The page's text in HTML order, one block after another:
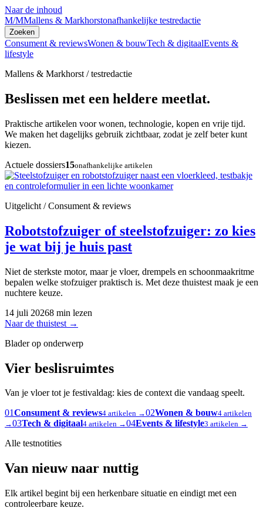
Naar de inhoud
M/MMallens & Markhorstonafhankelijke testredactie
Zoeken
Consument & reviewsWonen & bouwTech & digitaalEvents &
lifestyle
Mallens & Markhorst / testredactie
Beslissen met een heldere meetlat.
Praktische artikelen voor wonen, technologie, kopen en vrije tijd.
We maken het dagelijks gebruik zichtbaar, zodat je zelf beter kunt
kiezen.
Actuele dossiers15onafhankelijke artikelen
Uitgelicht / Consument & reviews
Robotstofzuiger of steelstofzuiger: zo kies
je wat bij je huis past
Niet de sterkste motor, maar je vloer, drempels en schoonmaakritme
bepalen welke stofzuiger praktisch is. Met deze thuistest maak je een
nuchtere keuze.
14 juli 20268 min lezen
Naar de thuistest →
Blader op onderwerp
Vier beslisruimtes
Van je vloer tot je festivaldag: kies de context die vandaag speelt.
01Consument & reviews4 artikelen →02Wonen & bouw4 artikelen
→03Tech & digitaal4 artikelen →04Events & lifestyle3 artikelen →
Alle testnotities
Van nieuw naar nuttig
Elk artikel begint bij een herkenbare situatie en eindigt met een
controleerbare keuze.